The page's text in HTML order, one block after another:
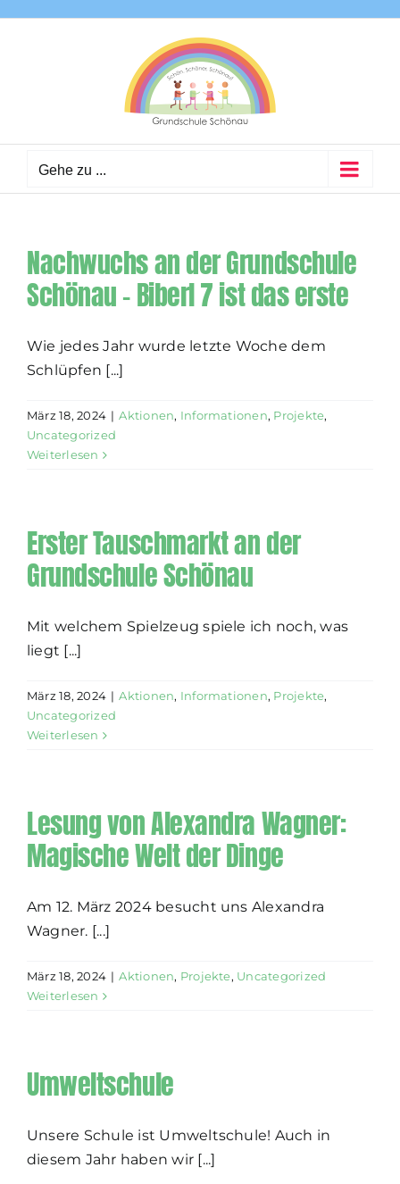
Gehe zu ...
Nachwuchs an der Grundschule
Schönau – Biberl 7 ist das erste
Wie jedes Jahr wurde letzte Woche dem
Schlüpfen [...]
März 18, 2024 | Aktionen, Informationen, Projekte,
Uncategorized
Weiterlesen
Erster Tauschmarkt an der
Grundschule Schönau
Mit welchem Spielzeug spiele ich noch, was
liegt [...]
März 18, 2024 | Aktionen, Informationen, Projekte,
Uncategorized
Weiterlesen
Lesung von Alexandra Wagner:
Magische Welt der Dinge
Am 12. März 2024 besucht uns Alexandra
Wagner. [...]
März 18, 2024 | Aktionen, Projekte, Uncategorized
Weiterlesen
Umweltschule
Unsere Schule ist Umweltschule! Auch in
diesem Jahr haben wir [...]